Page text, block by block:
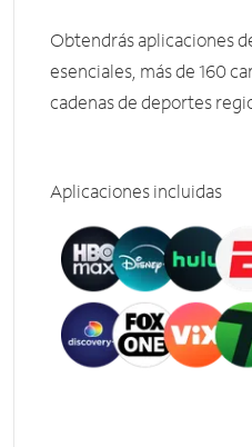
Obtendrás aplicaciones
esenciales, más de 160
cadenas de deportes
Aplicaciones incluidas